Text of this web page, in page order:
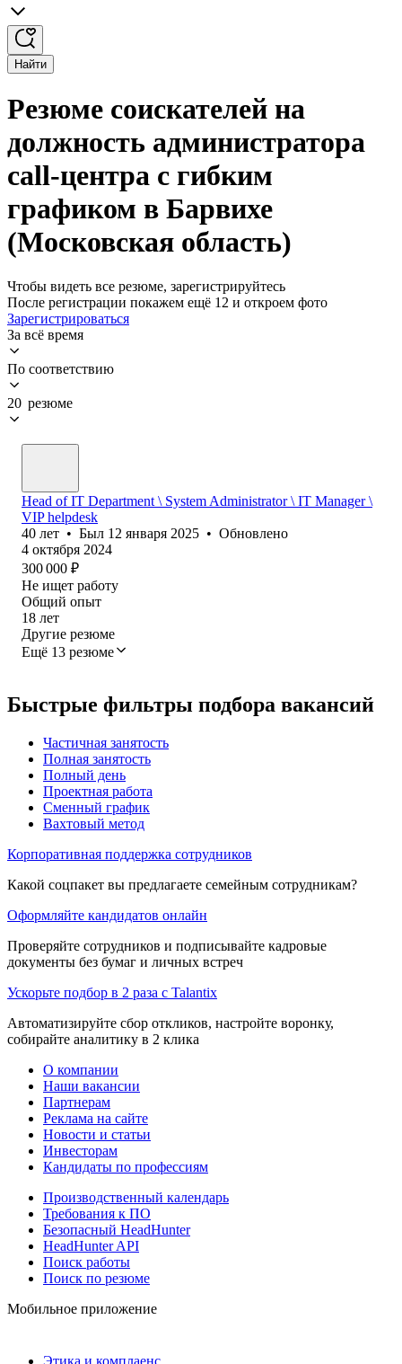
Найти
Резюме соискателей на
должность администратора
call-центра с гибким
графиком в Барвихе
(Московская область)
Чтобы видеть все резюме, зарегистрируйтесь
После регистрации покажем ещё 12 и откроем фото
Зарегистрироваться
За всё время
По соответствию
20 резюме
Head of IT Department \ System Administrator \ IT Manager \
VIP helpdesk
40 лет • Был 12 января 2025 • Обновлено
4 октября 2024
300 000 ₽
Не ищет работу
Общий опыт
18 лет
Другие резюме
Ещё 13 резюме
Быстрые фильтры подбора вакансий
Частичная занятость
Полная занятость
Полный день
Проектная работа
Сменный график
Вахтовый метод
Корпоративная поддержка сотрудников
Какой соцпакет вы предлагаете семейным сотрудникам?
Оформляйте кандидатов онлайн
Проверяйте сотрудников и подписывайте кадровые
документы без бумаг и личных встреч
Ускорьте подбор в 2 раза с Talantix
Автоматизируйте сбор откликов, настройте воронку,
собирайте аналитику в 2 клика
О компании
Наши вакансии
Партнерам
Реклама на сайте
Новости и статьи
Инвесторам
Кандидаты по профессиям
Производственный календарь
Требования к ПО
Безопасный HeadHunter
HeadHunter API
Поиск работы
Поиск по резюме
Мобильное приложение
Этика и комплаенс